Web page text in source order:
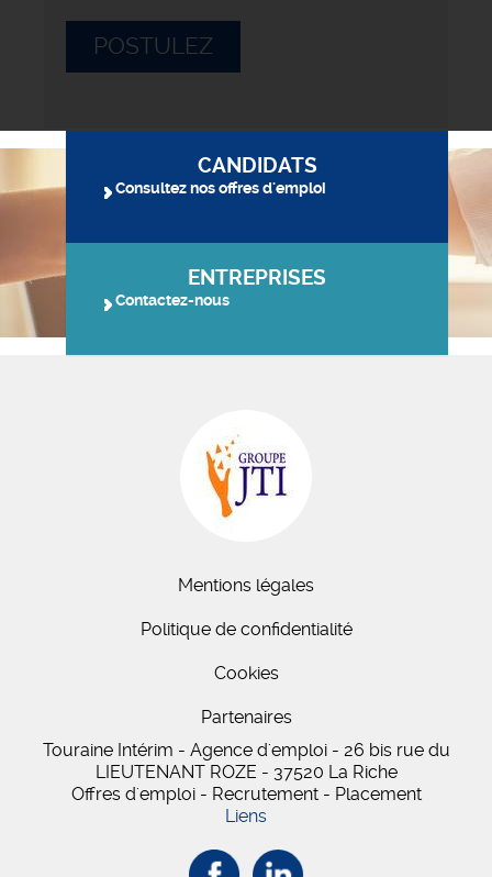
POSTULEZ
CANDIDATS
Consultez nos offres d'emploi
ENTREPRISES
Contactez-nous
Mentions légales
Politique de confidentialité
Cookies
Partenaires
Touraine Intérim - Agence d'emploi - 26 bisrue du
LIEUTENANT ROZE - 37520 La Riche
Offres d'emploi - Recrutement - Placement
Liens